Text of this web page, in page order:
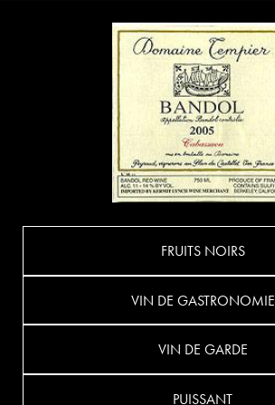
FRUITS NOIRS
VIN DE GASTRONOMIE
VIN DE GARDE
PUISSANT